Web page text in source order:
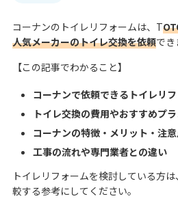
コーナンのトイレリフォームは、T
人気メーカーのトイレ交換を依頼でき
【この記事でわかること】
コーナンで依頼できるトイレリ
トイレ交換の費用やおすすめプ
コーナンの特徴・メリット・注
工事の流れや専門業者との違い
トイレリフォームを検討している方
較する参考にしてください。